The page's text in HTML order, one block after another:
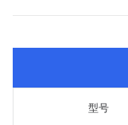
型号